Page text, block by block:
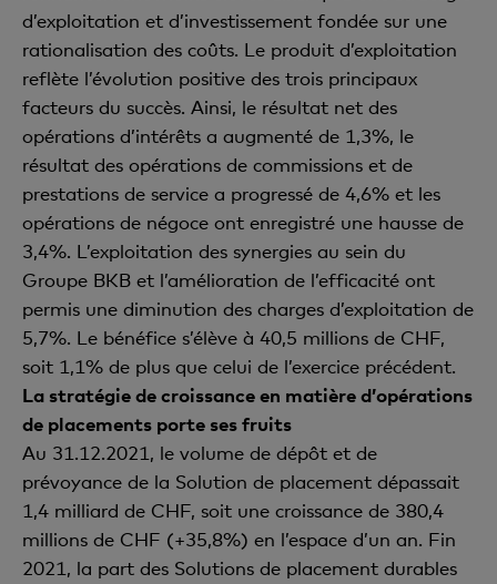
d’exploitation et d’investissement fondée sur une
rationalisation des coûts. Le produit d’exploitation
reflète l’évolution positive des trois principaux
facteurs du succès. Ainsi, le résultat net des
opérations d’intérêts a augmenté de 1,3%, le
résultat des opérations de commissions et de
prestations de service a progressé de 4,6% et les
opérations de négoce ont enregistré une hausse de
3,4%. L’exploitation des synergies au sein du
Groupe BKB et l’amélioration de l’efficacité ont
permis une diminution des charges d’exploitation de
5,7%. Le bénéfice s’élève à 40,5 millions de CHF,
soit 1,1% de plus que celui de l’exercice précédent.
La stratégie de croissance en matière d’opérations
de placements porte ses fruits
Au 31.12.2021, le volume de dépôt et de
prévoyance de la Solution de placement dépassait
1,4 milliard de CHF, soit une croissance de 380,4
millions de CHF (+35,8%) en l’espace d’un an. Fin
2021, la part des Solutions de placement durables